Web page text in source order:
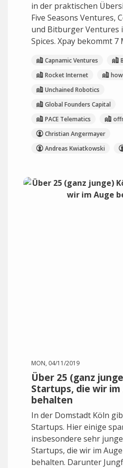
in der praktischen
Five Seasons Ventures,
und Bitburger Ventures
Spices. Xpay bekommt 7
Capnamic Ventures
Rocket Internet
Unchained Robotics
Global Founders Capital
PACE Telematics
Christian Angermayer
Andreas Kwiatkowski
MON, 04/11/2019
Über 25 (ganz
Startups, die wir im
behalten
In der Domstadt Köln
Startups. Hier einige
insbesondere sehr
Startups, die wir im Auge
behalten. Darunter